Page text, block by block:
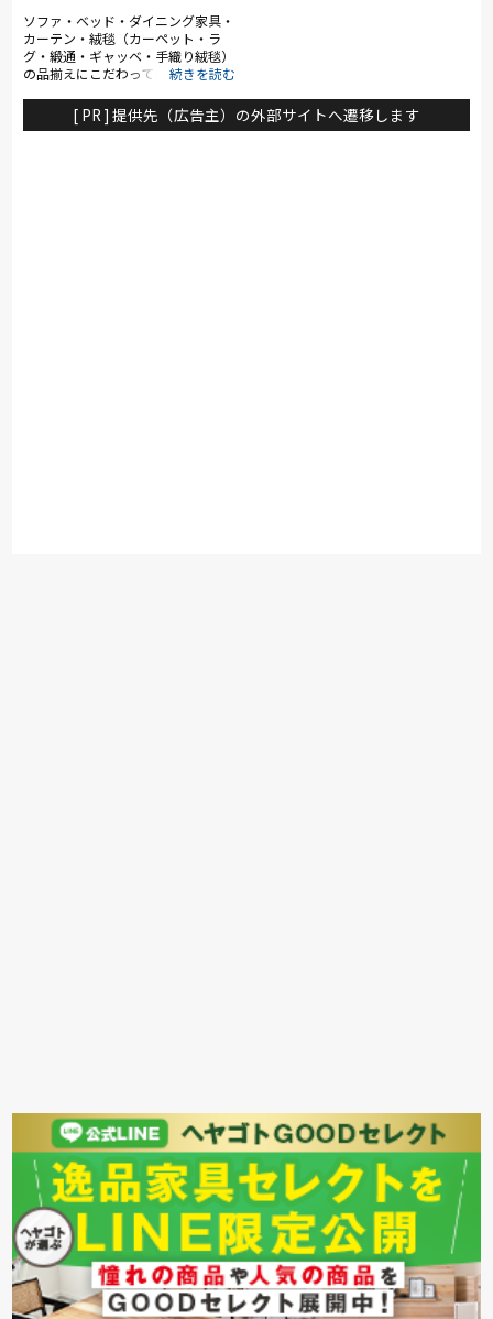
をぜひ実感してください。
ソファ・ベッド・ダイニング家具・
カーテン・絨毯（カーペット・ラ
グ・緞通・ギャッベ・手織り絨毯）
の品揃えにこだわっております。良
るよう又お客様に喜んで頂けるよう
に心掛けております。
[ PR ] 提供先（広告主）の外部サイトへ遷移します